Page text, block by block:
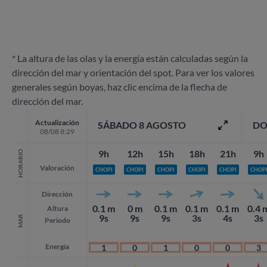
* La altura de las olas y la energía están calculadas según la
dirección del mar y orientación del spot. Para ver los valores
generales según boyas, haz clic encima de la flecha de
dirección del mar.
Actualización
08/08 8:29
HORARIO Valoración
MAR
Dirección
Altura
Periodo
Energía
SÁBADO 8 AGOSTO
9h
CHOPI
0.1 m
9s
1
12h
CHOPI
0 m
9s
0
15h
CHOPI
0.1 m
9s
1
18h
CHOPI
0.1 m
3s
0
21h
CHOPI
0.1 m
4s
0
9h
CHOPI
0.4
3s
3